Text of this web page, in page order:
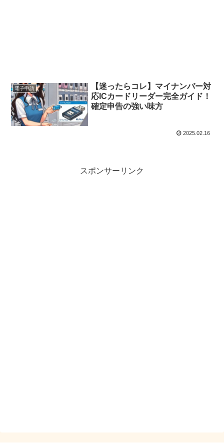
電子申請
【迷ったらコレ】マイナンバー対
応ICカードリーダー完全ガイド！
確定申告の強い味方
2025.02.16
スポンサーリンク